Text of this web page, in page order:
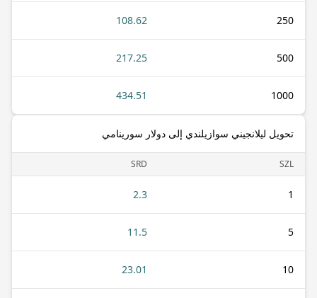
250
108.62
500
217.25
1000
434.51
تحويل ليلانجيني سوازيلندي إلى دولار سورينامي
SZL
SRD
1
2.3
5
11.5
10
23.01